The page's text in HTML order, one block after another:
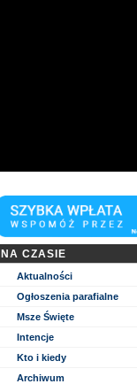
NA CZASIE
Aktualności
Ogłoszenia parafialne
Msze Święte
Intencje
Kto i kiedy
Archiwum